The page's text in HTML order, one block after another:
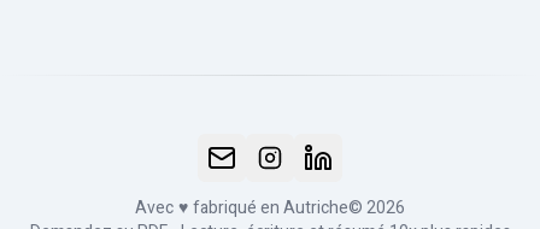
Avec♥fabriqué en Autriche© 2026